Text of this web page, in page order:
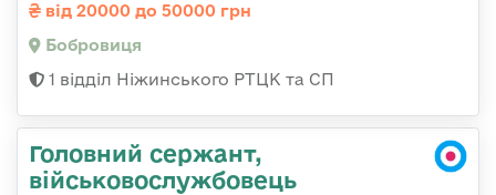
від 20000 до 50000 грн
Бобровиця
1 відділ Ніжинського РТЦК та СП
Головний сержант,
військовослужбовець